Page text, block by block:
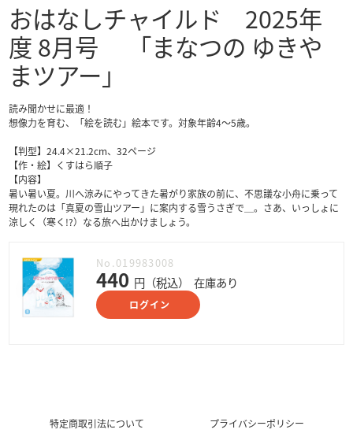
おはなしチャイルド 2025年
度 8月号 「まなつの ゆきや
まツアー」
読み聞かせに最適！
想像力を育む、「絵を読む」絵本です。対象年齢4～5歳。
【判型】24.4×21.2cm、32ページ
【作・絵】くすはら順子
【内容】
暑い暑い夏。川へ涼みにやってきた暑がり家族の前に、不思議な小舟に乗って
現れたのは「真夏の雪山ツアー」に案内する雪うさぎで＿。さあ、いっしょに
涼しく（寒く!?）なる旅へ出かけましょう。
No.019983008
440 円（税込） 在庫あり
ログイン
特定商取引法について プライバシーポリシー